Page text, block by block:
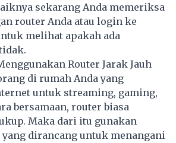
sekarang Anda memeriksa
router Anda atau login ke
melihat apakah ada
Router Jarak Jauh
di rumah Anda yang
untuk streaming, gaming,
bersamaan, router biasa
Maka dari itu gunakan
dirancang untuk menangani